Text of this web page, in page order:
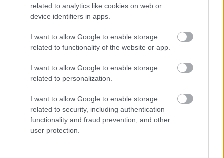
related to analytics like cookies on web or
device identifiers in apps.
I want to allow Google to enable storage
related to functionality of the website or app.
I want to allow Google to enable storage
related to personalization.
I want to allow Google to enable storage
related to security, including authentication
functionality and fraud prevention, and other
user protection.
Στη συνέχεια πήρε πρωινό μαζί με το προσωπικό
και ευχήθηκε στους στρατεύσιμους "καλοί